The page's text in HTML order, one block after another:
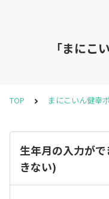
「まにこ
TOP まにこいん健幸
生年月の入力が
きない)